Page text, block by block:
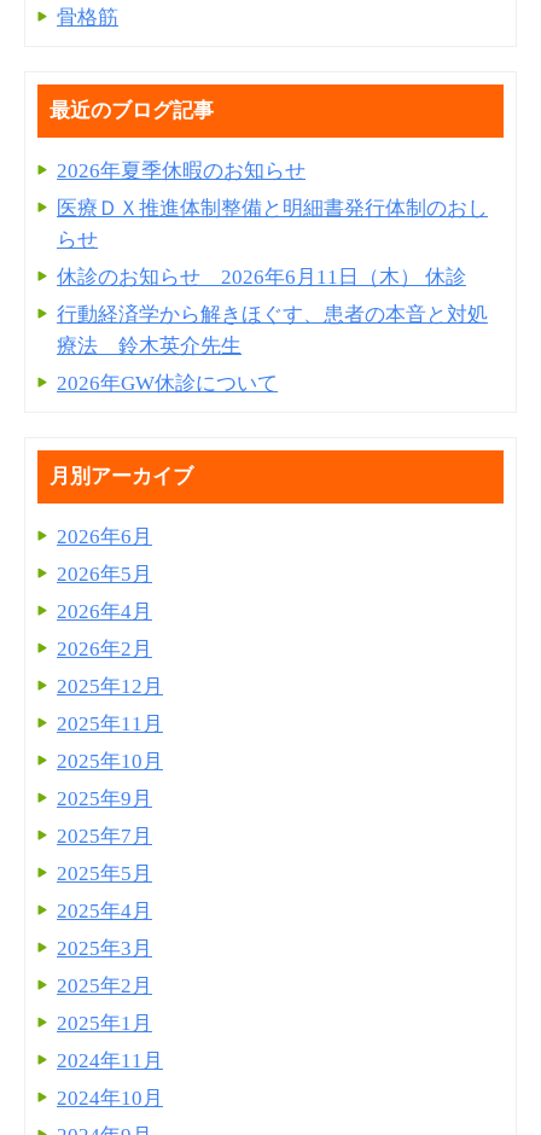
骨格筋
最近のブログ記事
2026年夏季休暇のお知らせ
医療ＤＸ推進体制整備と明細書発⾏体制のおし
らせ
休診のお知らせ 2026年6月11日（木） 休診
行動経済学から解きほぐす、患者の本音と対処
療法 鈴木英介先生
2026年GW休診について
月別アーカイブ
2026年6月
2026年5月
2026年4月
2026年2月
2025年12月
2025年11月
2025年10月
2025年9月
2025年7月
2025年5月
2025年4月
2025年3月
2025年2月
2025年1月
2024年11月
2024年10月